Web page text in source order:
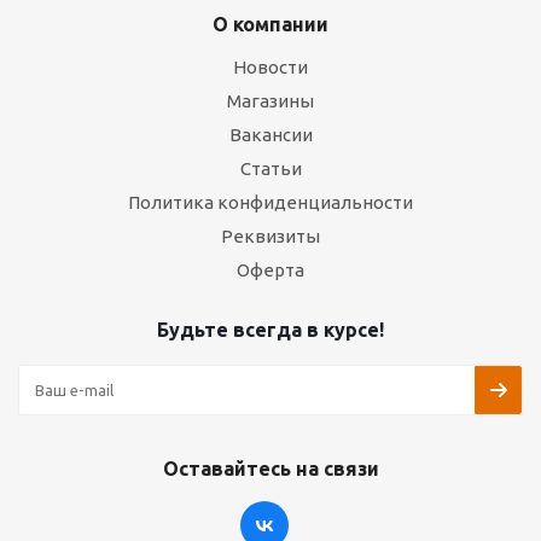
О компании
Новости
Магазины
Вакансии
Статьи
Политика конфиденциальности
Реквизиты
Оферта
Будьте всегда в курсе!
Оставайтесь на связи